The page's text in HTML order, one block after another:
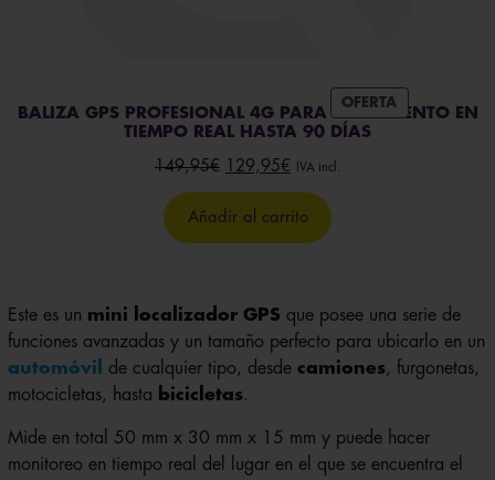
OFERTA
EN
BALIZA GPS PROFESIONAL 4G PARA SEGUIMIENTO EN
TIEMPO REAL HASTA 90 DÍAS
149,95€
precio
original
129,95€ El
precio
actual
IVA incl.
Añadir al carrito
Este es un mini localizador GPS que posee una serie de
funciones avanzadas y un tamaño perfecto para ubicarlo en un
automóvil
de cualquier tipo, desde camiones, furgonetas,
motocicletas, hasta
bicicletas.
Mide en total 50 mm x 30 mm x 15 mm y puede hacer
monitoreo en tiempo real del lugar en el que se encuentra el